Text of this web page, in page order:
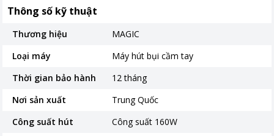
Thông số kỹ thuật
Thương hiệu
MAGIC
Loại máy
Máy hút bụi cầm tay
Thời gian bảo hành
12 tháng
Nơi sản xuất
Trung Quốc
Công suất hút
Công suất 160W